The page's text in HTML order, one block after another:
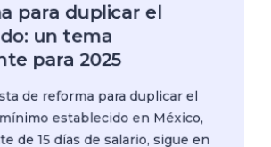
para duplicar el
un tema
para 2025
de reforma para duplicar el
establecido en México,
de 15 días de salario, sigue en